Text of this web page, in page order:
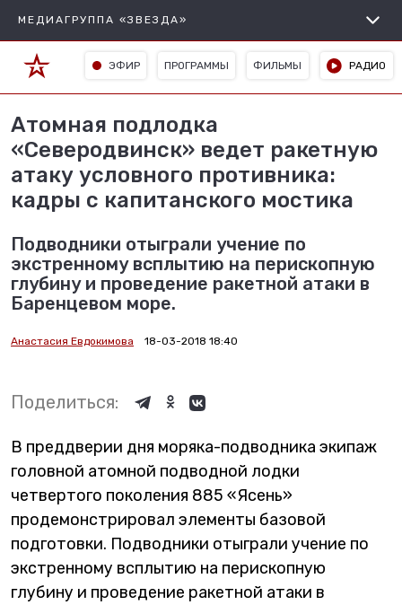
МЕДИАГРУППА «ЗВЕЗДА»
ЭФИР ПРОГРАММЫ ФИЛЬМЫ РАДИО
Атомная подлодка
«Северодвинск» ведет ракетную
атаку условного противника:
кадры с капитанского мостика
Подводники отыграли учение по
экстренному всплытию на перископную
глубину и проведение ракетной атаки в
Баренцевом море.
Анастасия Евдокимова 18-03-2018 18:40
Поделиться:
В преддверии дня моряка-подводника экипаж
головной атомной подводной лодки
четвертого поколения 885 «Ясень»
продемонстрировал элементы базовой
подготовки. Подводники отыграли учение по
экстренному всплытию на перископную
глубину и проведение ракетной атаки в